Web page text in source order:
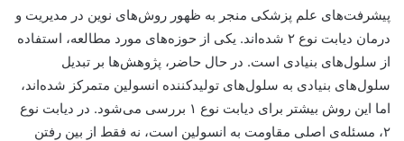
پیشرفت‌های علم پزشکی منجر به ظهور روش‌های نوین در مدیریت و
درمان دیابت نوع ۲ شده‌اند. یکی از حوزه‌های مورد مطالعه، استفاده
از سلول‌های بنیادی است. در حال حاضر، پژوهش‌ها بر تبدیل
سلول‌های بنیادی به سلول‌های تولیدکننده انسولین متمرکز شده‌اند،
اما این روش بیشتر برای دیابت نوع ۱ بررسی می‌شود. در دیابت نوع
۲، مسئله‌ی اصلی مقاومت به انسولین است، نه فقط از بین رفتن